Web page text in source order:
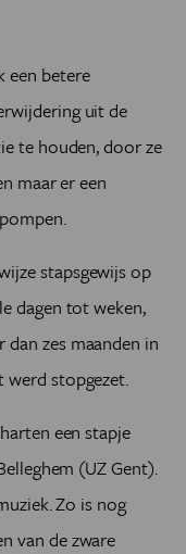
een betere
uit de
te houden, door ze
maar er een
stapsgewijs op
dagen tot weken,
zes maanden in
werd stopgezet.
een stapje
(UZ Gent).
Zo is nog
van de zware